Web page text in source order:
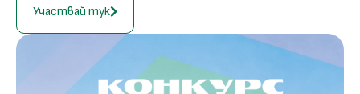
Участвай тук